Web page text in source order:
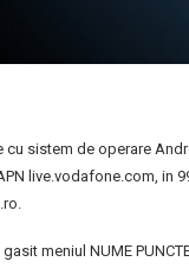
cu sistem de operare
live.vodafone.com, in
meniul NUME